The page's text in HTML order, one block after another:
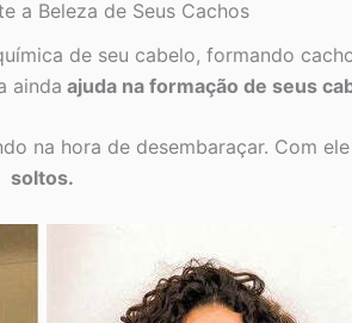
a Beleza de Seus Cachos
de seu cabelo, formando
ainda ajuda na formação de seus
na hora de desembaraçar. Com
soltos.